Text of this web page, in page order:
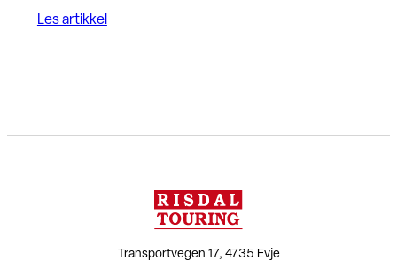
Les artikkel
Transportvegen 17, 4735 Evje